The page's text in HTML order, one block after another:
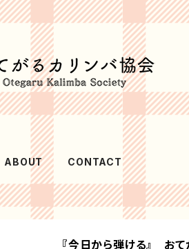
ABOUT CONTACT
『今日から弾ける』 お